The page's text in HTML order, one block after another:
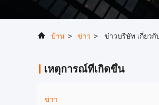
บ้าน > ข่าว > ข่าวบริษัท เกี่ยว
เหตุการณ์ที่เกิดขึ้น
ข่าว